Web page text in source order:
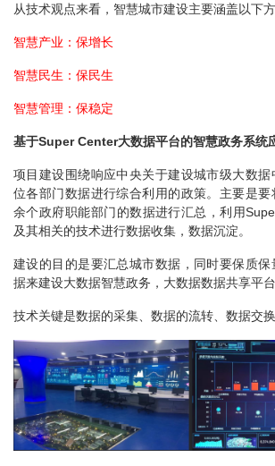
从技术观点来看，智慧城市建设主要涵盖以下方
智慧产业：保增长
智慧民生：保民生
智慧管理：保稳定
基于Super Center大数据平台的智慧政务系统
项目建设围绕响应中央关于建设城市级大数
位各部门数据进行综合利用的政策。主要是
余个政府职能部门的数据进行汇总，利用
及其相关的技术进行数据收集，数据沉淀。
建设的目的是要汇总城市数据，同时要保质
据来建设大数据智慧政务，大数据数据共享平台
技术关键是数据的采集、数据的流转、数据交换